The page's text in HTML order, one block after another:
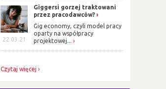
22.03.21
Giggersi gorzej traktowani
przez pracodawców?
Gig economy, czyli model pracy
oparty na współpracy
projektowej...
Czytaj więcej